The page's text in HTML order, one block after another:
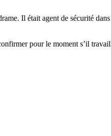
Il était agent de sécurité
pour le moment s’il